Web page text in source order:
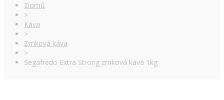
Domů
>
Káva
>
Zrnková káva
>
Segafredo Extra Strong zrnková káva 1kg